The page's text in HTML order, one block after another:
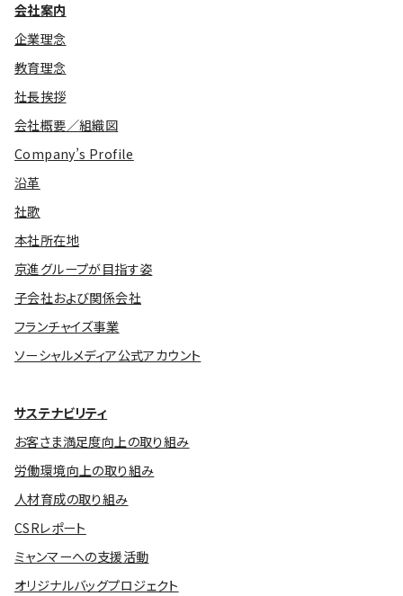
会社案内
企業理念
教育理念
社長挨拶
会社概要／組織図
Company’s Profile
沿革
社歌
本社所在地
京進グループが目指す姿
子会社および関係会社
フランチャイズ事業
ソーシャルメディア公式アカウント
サステナビリティ
お客さま満足度向上の取り組み
労働環境向上の取り組み
人材育成の取り組み
CSRレポート
ミャンマーへの支援活動
オリジナルバッグプロジェクト